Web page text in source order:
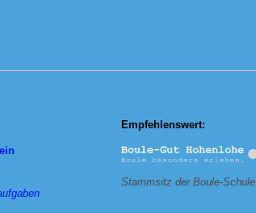
Empfehlenswert:
Stammsitz der Boule-Schule